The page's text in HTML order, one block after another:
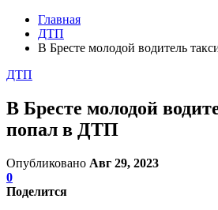
Главная
ДТП
В Бресте молодой водитель
ДТП
В Бресте молодой
попал в ДТП
Опубликовано Авг 29, 2023
0
Поделится